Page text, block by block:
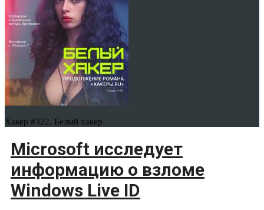
Хакер #322. Белый хакер
Microsoft исследует
информацию о взломе
Windows Live ID